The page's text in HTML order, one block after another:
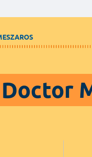
Doctor